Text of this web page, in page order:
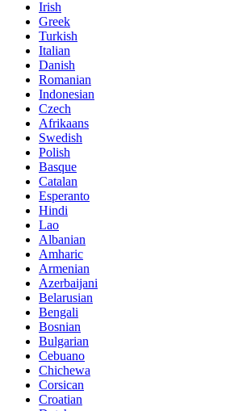
Irish
Greek
Turkish
Italian
Danish
Romanian
Indonesian
Czech
Afrikaans
Swedish
Polish
Basque
Catalan
Esperanto
Hindi
Lao
Albanian
Amharic
Armenian
Azerbaijani
Belarusian
Bengali
Bosnian
Bulgarian
Cebuano
Chichewa
Corsican
Croatian